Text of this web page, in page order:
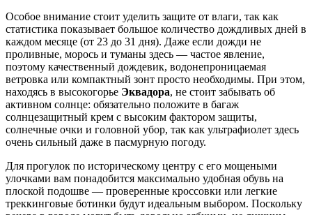
Особое внимание стоит уделить защите от влаги, так как
статистика показывает большое количество дождливых дней в
каждом месяце (от 23 до 31 дня). Даже если дожди не
проливные, морось и туманы здесь — частое явление,
поэтому качественный дождевик, водонепроницаемая
ветровка или компактный зонт просто необходимы. При этом,
находясь в высокогорье Эквадора, не стоит забывать об
активном солнце: обязательно положите в багаж
солнцезащитный крем с высоким фактором защиты,
солнечные очки и головной убор, так как ультрафиолет здесь
очень сильный даже в пасмурную погоду.
Для прогулок по историческому центру с его мощеными
улочками вам понадобится максимально удобная обувь на
плоской подошве — проверенные кроссовки или легкие
треккинговые ботинки будут идеальным выбором. Поскольку